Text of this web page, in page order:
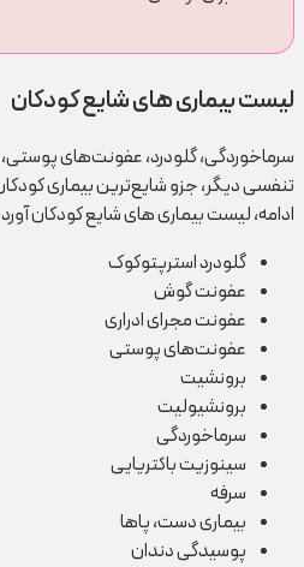
لیست بیماری های شایع کودکان
سرماخوردگی، گلودرد، عفونت‌های
تنفسی دیگر، جزو شایع‌ترین بیماری
ادامه، لیست بیماری های شایع کودکان
گلودرد استرپتوکوک
عفونت گوش
عفونت مجرای ادراری
عفونت‌های پوستی
برونشیت
برونشیولیت
سرماخوردگی
سینوزیت باکتریایی
سرفه
بیماری دست، پاها
پوسیدگی دندان